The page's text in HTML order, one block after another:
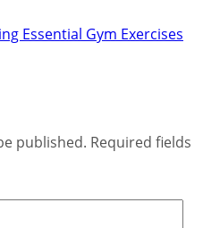
Essential Gym Exercises
published. Required fields